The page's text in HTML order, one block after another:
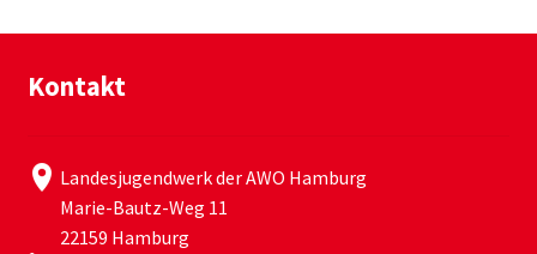
Kontakt
Landesjugendwerk der AWO Hamburg
Marie-Bautz-Weg 11
22159 Hamburg